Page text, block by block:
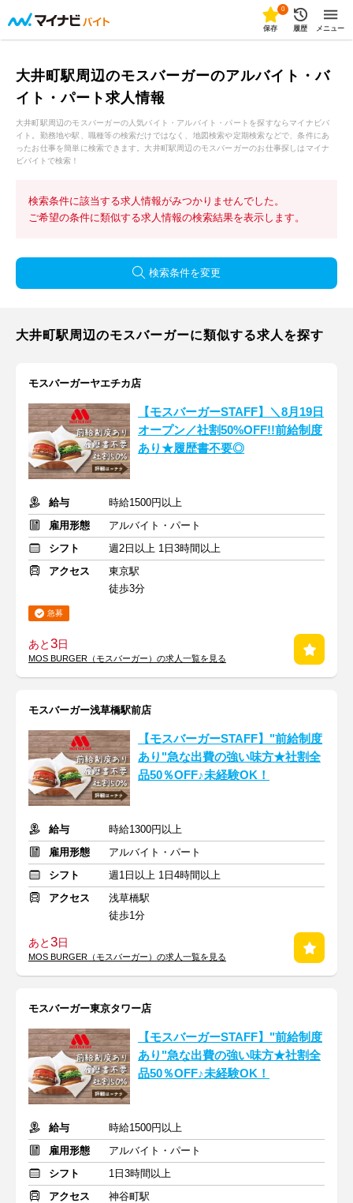
0
保存 履歴 メニュー
大井町駅周辺のモスバーガーのアルバイト・バ
イト・パート求人情報
大井町駅周辺のモスバーガーの人気バイト・アルバイト・パートを探すならマイナビバ
イト。勤務地や駅、職種等の検索だけではなく、地図検索や定期検索などで、条件にあ
ったお仕事を簡単に検索できます。大井町駅周辺のモスバーガーのお仕事探しはマイナ
ビバイトで検索！
検索条件に該当する求人情報がみつかりませんでした。
ご希望の条件に類似する求人情報の検索結果を表示します。
検索条件を変更
大井町駅周辺のモスバーガーに類似する求人を探す
モスバーガーヤエチカ店
【モスバーガーSTAFF】＼8月19日
オープン／社割50%OFF!!前給制度
あり★履歴書不要◎
給与
時給1500円以上
雇用形態
アルバイト・パート
シフト
週2日以上 1日3時間以上
アクセス
東京駅
徒歩3分
急募
あと3日
MOS BURGER（モスバーガー）の求人一覧を見る
モスバーガー浅草橋駅前店
【モスバーガーSTAFF】"前給制度
あり"急な出費の強い味方★社割全
品50％OFF♪未経験OK！
給与
時給1300円以上
雇用形態
アルバイト・パート
シフト
週1日以上 1日4時間以上
アクセス
浅草橋駅
徒歩1分
あと3日
MOS BURGER（モスバーガー）の求人一覧を見る
モスバーガー東京タワー店
【モスバーガーSTAFF】"前給制度
あり"急な出費の強い味方★社割全
品50％OFF♪未経験OK！
給与
時給1500円以上
雇用形態
アルバイト・パート
シフト
1日3時間以上
アクセス
神谷町駅